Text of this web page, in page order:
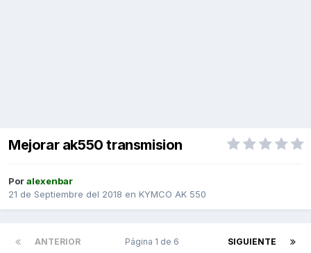
Mejorar ak550 transmision
Poralexenbar
21 de Septiembre del 2018 en KYMCO AK 550
ANTERIOR SIGUIENTE
Página 1 de 6